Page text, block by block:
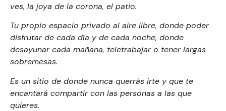
ves, la joya de la corona, el patio.
Tu propio espacio privado al aire libre, donde poder
disfrutar de cada día y de cada noche, donde
desayunar cada mañana, teletrabajar o tener largas
sobremesas.
Es un sitio de donde nunca querrás irte y que te
encantará compartir con las personas a las que
quieres.